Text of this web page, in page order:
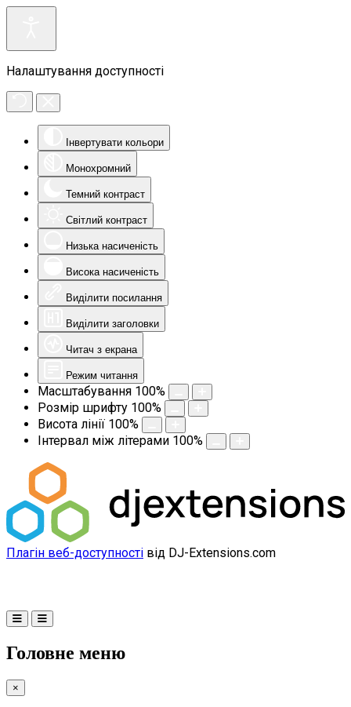
Налаштування доступності
Інвертувати кольори
Монохромний
Темний контраст
Світлий контраст
Низька насиченість
Висока насиченість
Виділити посилання
Виділити заголовки
Читач з екрана
Режим читання
Масштабування 100%
Розмір шрифту 100%
Висота лінії 100%
Інтервал між літерами 100%
Плагін веб-доступності від DJ-Extensions.com
Головне меню
×